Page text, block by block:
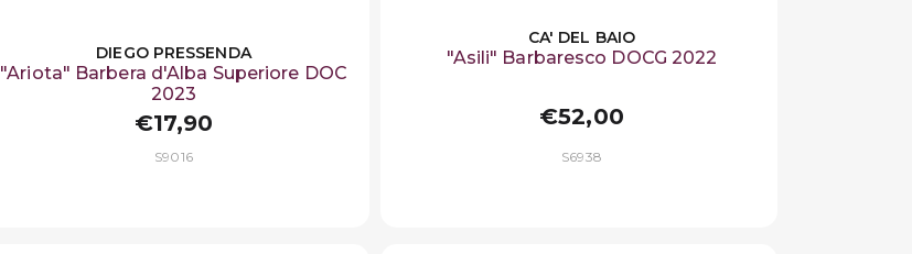
DIEGO PRESSENDA
"Ariota" Barbera d'Alba Superiore DOC
2023
€17,90
S9016
CA' DEL BAIO
"Asili" Barbaresco DOCG 2022
€52,00
S6938